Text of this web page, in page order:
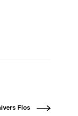
Flos